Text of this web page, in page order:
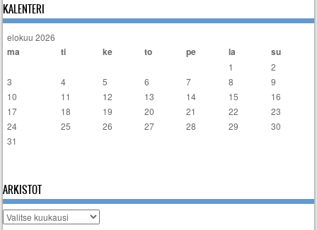
KALENTERI
elokuu 2026
ma ti ke to pe la su
1
2
3
4 5 6 7 8
9
10
11 12 13 14 15
16
17
18 19 20 21 22
23
24
25 26 27 28 29
30
31
ARKISTOT
Arkistot